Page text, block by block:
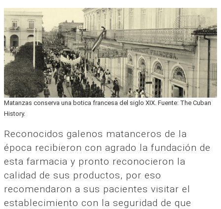
Matanzas conserva una botica francesa del siglo XIX. Fuente: The Cuban
History.
Reconocidos galenos matanceros de la
época recibieron con agrado la fundación de
esta farmacia y pronto reconocieron la
calidad de sus productos, por eso
recomendaron a sus pacientes visitar el
establecimiento con la seguridad de que